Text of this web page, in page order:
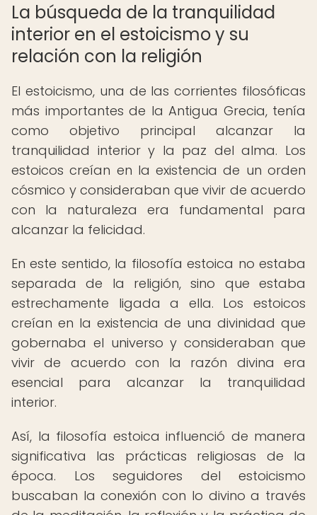
La búsqueda de la tranquilidad
interior en el estoicismo y su
relación con la religión
El estoicismo, una de las corrientes filosóficas
más importantes de la Antigua Grecia, tenía
como objetivo principal alcanzar la
tranquilidad interior y la paz del alma. Los
estoicos creían en la existencia de un orden
cósmico y consideraban que vivir de acuerdo
con la naturaleza era fundamental para
alcanzar la felicidad.
En este sentido, la filosofía estoica no estaba
separada de la religión, sino que estaba
estrechamente ligada a ella. Los estoicos
creían en la existencia de una divinidad que
gobernaba el universo y consideraban que
vivir de acuerdo con la razón divina era
esencial para alcanzar la tranquilidad
interior.
Así, la filosofía estoica influenció de manera
significativa las prácticas religiosas de la
época. Los seguidores del estoicismo
buscaban la conexión con lo divino a través